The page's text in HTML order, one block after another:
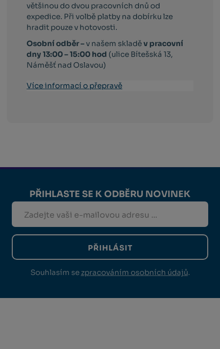
většinou do dvou pracovních dnů od
expedice. Při volbě platby na dobírku lze
hradit pouze v hotovosti.
Osobní odběr –v našem skladěv pracovní
dny 13:00 – 15:00 hod (ulice Bítešská 13,
Náměšť nad Oslavou)
Více informací o přepravě
PŘIHLASTE SE K ODBĚRU NOVINEK
PŘIHLÁSIT
Souhlasím se zpracováním osobních údajů.